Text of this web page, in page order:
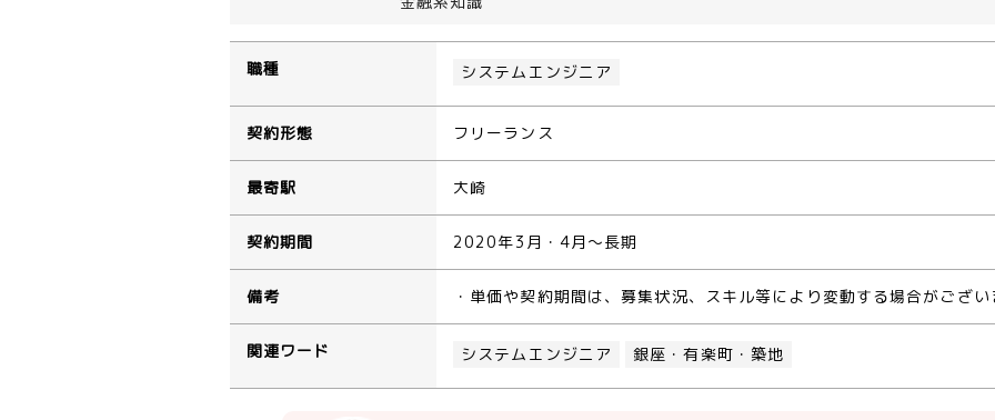
職種 システムエンジニア
契約形態 フリーランス
最寄駅 大崎
契約期間 2020年3月・4月～長期
備考 ・単価や契約期間は、募集状況、スキル等により変動する場合がござ
関連ワード システムエンジニア 銀座・有楽町・築地